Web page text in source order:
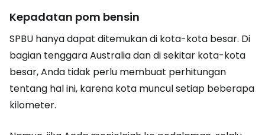
Kepadatan pom bensin
SPBU hanya dapat ditemukan di kota-kota besar. Di
bagian tenggara Australia dan di sekitar kota-kota
besar, Anda tidak perlu membuat perhitungan
tentang hal ini, karena kota muncul setiap beberapa
kilometer.